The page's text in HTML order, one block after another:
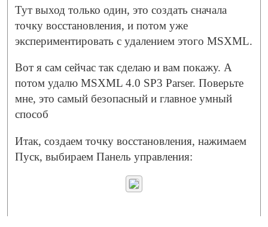
Тут выход только один, это создать сначала
точку восстановления, и потом уже
экспериментировать с удалением этого MSXML.
Вот я сам сейчас так сделаю и вам покажу. А
потом удалю MSXML 4.0 SP3 Parser. Поверьте
мне, это самый безопасный и главное умный
способ
Итак, создаем точку восстановления, нажимаем
Пуск, выбираем Панель управления: